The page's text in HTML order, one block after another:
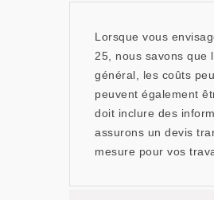
Lorsque vous
25, nous savons que
général, les coûts
peuvent également
doit inclure des
assurons un devis
mesure pour vos